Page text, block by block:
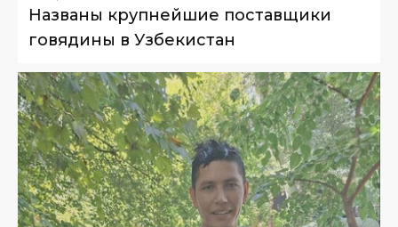
Названы крупнейшие поставщики
говядины в Узбекистан